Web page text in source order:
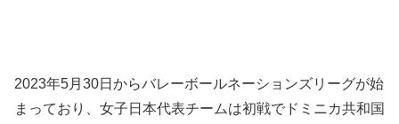
2023年5月30日からバレーボールネーションズリーグが始
まっており、女子日本代表チームは初戦でドミニカ共和国